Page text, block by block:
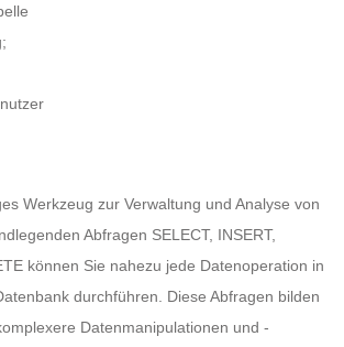
Werkzeug zur Verwaltung und Analyse von
Abfragen SELECT, INSERT,
können Sie nahezu jede Datenoperation in
durchführen. Diese Abfragen bilden
Datenmanipulationen und -